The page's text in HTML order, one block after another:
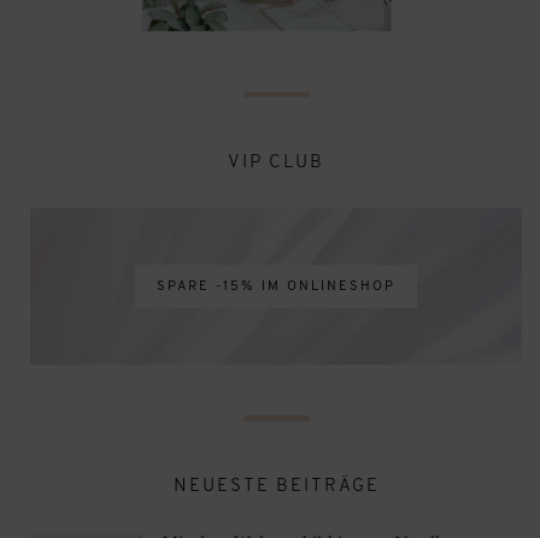
VIP CLUB
SPARE -15% IM ONLINESHOP
NEUESTE BEITRÄGE